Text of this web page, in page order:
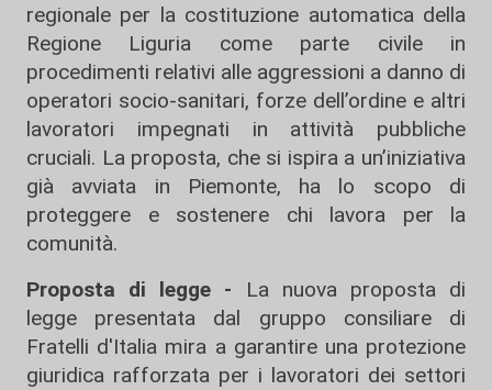
regionale per la costituzione automatica della
Regione Liguria come parte civile in
procedimenti relativi alle aggressioni a danno di
operatori socio-sanitari, forze dell’ordine e altri
lavoratori impegnati in attività pubbliche
cruciali. La proposta, che si ispira a un’iniziativa
già avviata in Piemonte, ha lo scopo di
proteggere e sostenere chi lavora per la
comunità.
Proposta di legge -
La nuova proposta di
legge presentata dal gruppo consiliare di
Fratelli d'Italia mira a garantire una protezione
giuridica rafforzata per i lavoratori dei settori